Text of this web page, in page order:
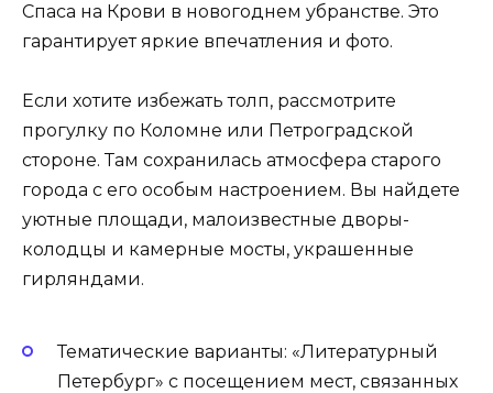
Спаса на Крови в новогоднем убранстве. Это
гарантирует яркие впечатления и фото.
Если хотите избежать толп, рассмотрите
прогулку по Коломне или Петроградской
стороне. Там сохранилась атмосфера старого
города с его особым настроением. Вы найдете
уютные площади, малоизвестные дворы-
колодцы и камерные мосты, украшенные
гирляндами.
Тематические варианты: «Литературный
Петербург» с посещением мест, связанных